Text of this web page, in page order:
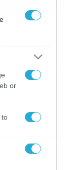
or
to
που
που μπορεί
από τη φύση
φοβία.
και γι’
και κάθε […]